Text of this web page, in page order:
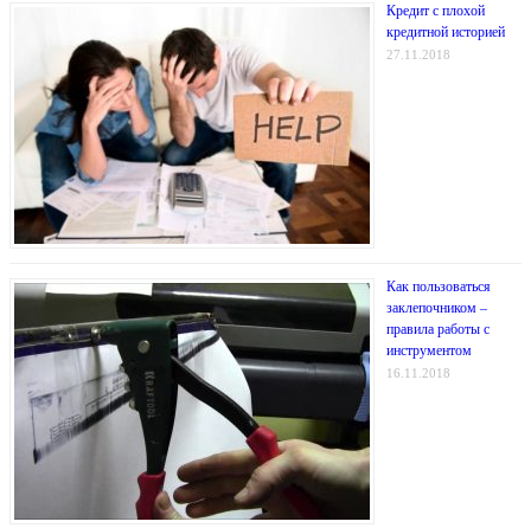
Кредит с плохой
кредитной историей
27.11.2018
Как пользоваться
заклепочником –
правила работы с
инструментом
16.11.2018